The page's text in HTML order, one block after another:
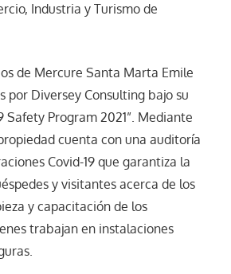
Industria y Turismo de
de Mercure Santa Marta Emile
por Diversey Consulting bajo su
Safety Program 2021”. Mediante
cuenta con una auditoría
Covid-19 que garantiza la
y visitantes acerca de los
y capacitación de los
trabajan en instalaciones